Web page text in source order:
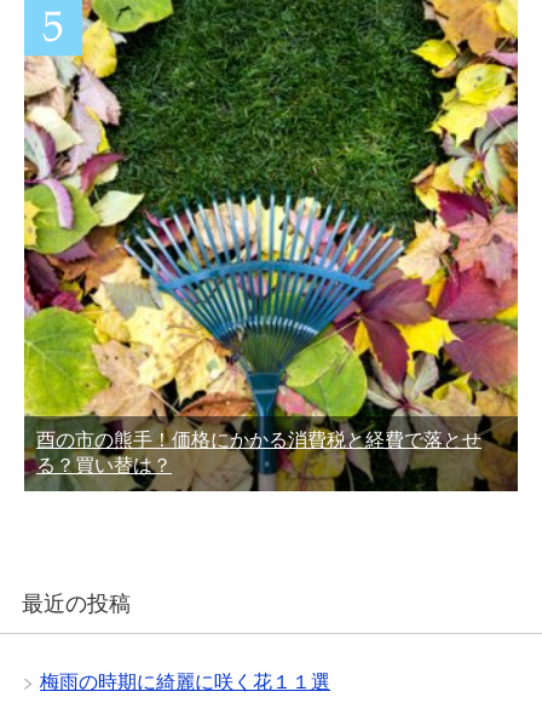
酉の市の熊手！価格にかかる消費税と経費で落とせ
る？買い替は？
最近の投稿
梅雨の時期に綺麗に咲く花１１選